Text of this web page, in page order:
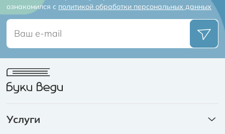
ознакомился с политикой обработки персональных данных
Услуги